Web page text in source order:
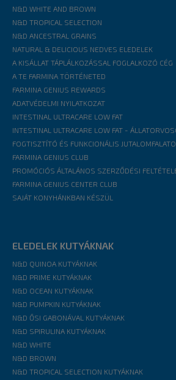
N&D WHITE AND BROWN
N&D TROPICAL SELECTION
N&D ANCESTRAL GRAINS
NATURAL & DELICIOUS NEDVES ELEDELEK
A KISÁLLAT TÁPLÁLKOZÁSSAL FOGLALKOZÓ CÉG
A TE FARMINA TÖRTÉNETED
FARMINA GENIUS REWARDS
ADATVÉDELMI NYILATKOZAT
INTESTINAL ULTRACARE LOW FAT
INTESTINAL ULTRACARE LOW FAT -
FOGTISZTÍTÓ ÉS FUNKCIONÁLIS
FARMINA GENIUS CLUB
PROMÓCIÓS ÁLTALÁNOS SZERZŐDÉSI
FARMINA GENIUS CENTER CLUB
SAJÁT KONYHÁNKBAN KÉSZÜL
ELEDELEK KUTYÁKNAK
N&D QUINOA KUTYÁKNAK
N&D PRIME KUTYÁKNAK
N&D OCEAN KUTYÁKNAK
N&D PUMPKIN KUTYÁKNAK
N&D ŐSI GABONÁVAL KUTYÁKNAK
N&D SPIRULINA KUTYÁKNAK
N&D WHITE
N&D BROWN
N&D TROPICAL SELECTION KUTYÁKNAK